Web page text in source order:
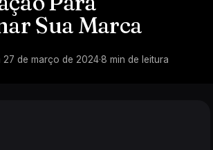
Sua Marca
27 de março de 2024·8 min de leitura